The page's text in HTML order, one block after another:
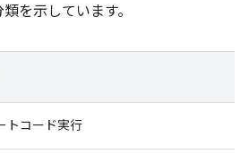
を示しています。
トコード実行